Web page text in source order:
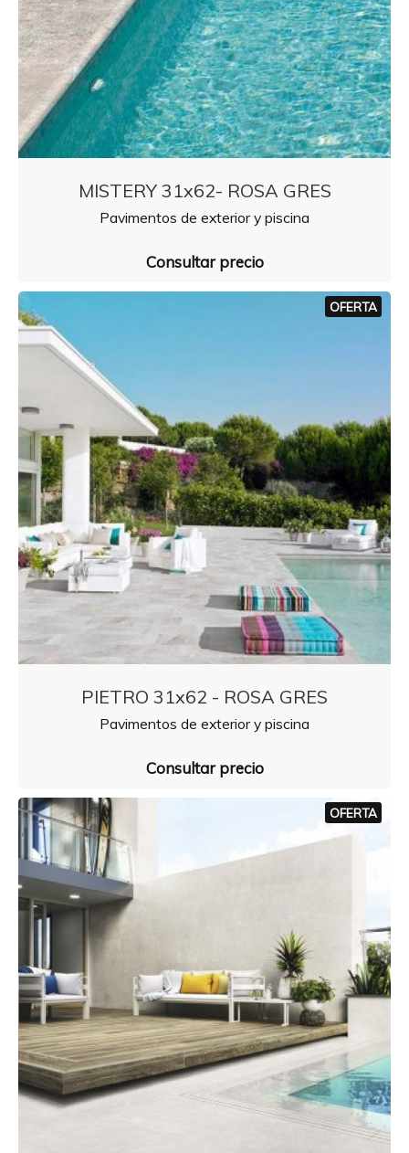
MISTERY 31x62- ROSA GRES
Pavimentos de exterior y piscina
Consultar precio
OFERTA
PIETRO 31x62 - ROSA GRES
Pavimentos de exterior y piscina
Consultar precio
OFERTA